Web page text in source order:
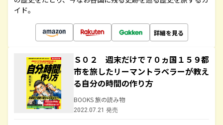
イド。
詳細を見る
Ｓ０２ 週末だけで７０ヵ国１５９都
市を旅したリーマントラベラーが教え
る自分の時間の作り方
BOOKS 旅の読み物
2022.07.21 発売